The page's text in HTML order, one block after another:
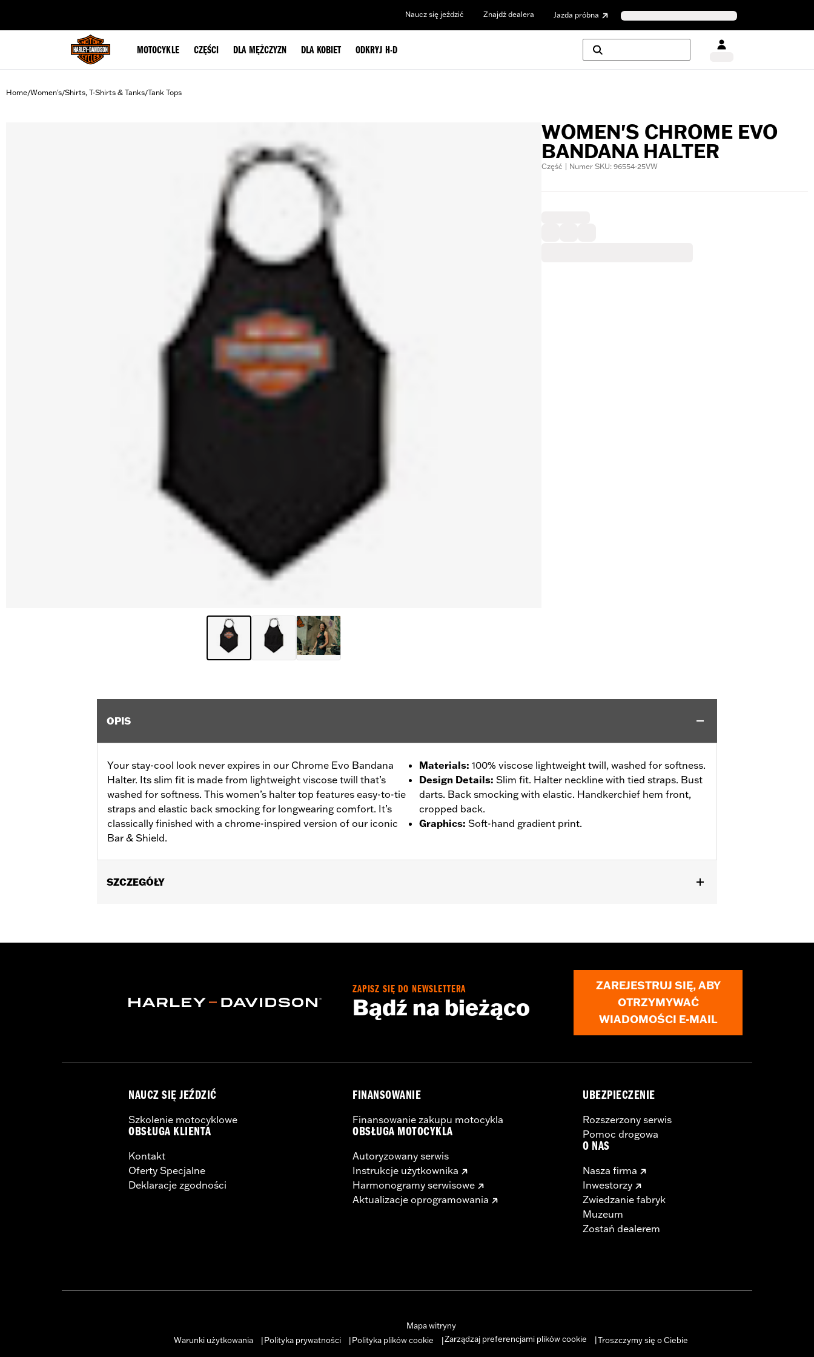
Naucz się jeździć Znajdź dealera Jazda próbna
MOTOCYKLE CZĘŚCI DLA MĘŻCZYZN DLA KOBIET ODKRYJ H-D
Home/Women's/Shirts, T-Shirts & Tanks/Tank Tops
WOMEN'S CHROME EVO
BANDANA HALTER
Część | Numer SKU: 96554-25VW
OPIS
Your stay-cool look never expires in our Chrome Evo Bandana
Halter. Its slim fit is made from lightweight viscose twill that’s
washed for softness. This women’s halter top features easy-to-tie
straps and elastic back smocking for longwearing comfort. It’s
classically finished with a chrome-inspired version of our iconic
Bar & Shield.
Materials: 100% viscose lightweight twill, washed for softness.
Design Details: Slim fit. Halter neckline with tied straps. Bust
darts. Back smocking with elastic. Handkerchief hem front,
cropped back.
Graphics: Soft-hand gradient print.
SZCZEGÓŁY
Origin:Imported
ZAPISZ SIĘ DO NEWSLETTERA
Bądź na bieżąco
ZAREJESTRUJ SIĘ, ABY
OTRZYMYWAĆ
WIADOMOŚCI E-MAIL
NAUCZ SIĘ JEŹDZIĆ
Szkolenie motocyklowe
OBSŁUGA KLIENTA
Kontakt
Oferty Specjalne
Deklaracje zgodności
FINANSOWANIE
Finansowanie zakupu motocykla
OBSŁUGA MOTOCYKLA
Autoryzowany serwis
Instrukcje użytkownika
Harmonogramy serwisowe
Aktualizacje oprogramowania
UBEZPIECZENIE
Rozszerzony serwis
Pomoc drogowa
O NAS
Nasza firma
Inwestorzy
Zwiedzanie fabryk
Muzeum
Zostań dealerem
Mapa witryny
Warunki użytkowania
Polityka prywatności Polityka plików cookie Zarządzaj preferencjami plików cookie Troszczymy się o Ciebie